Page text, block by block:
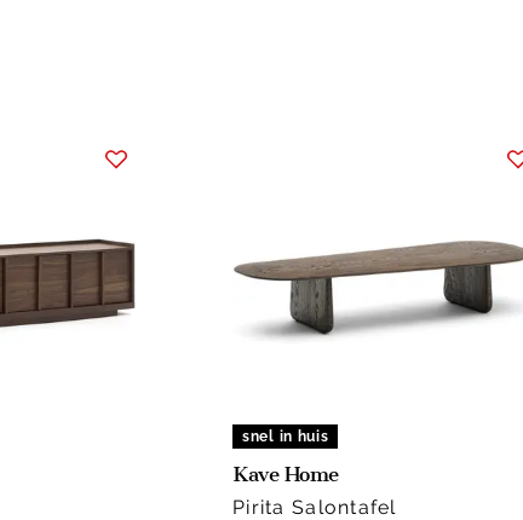
snel in huis
Kave Home
Pirita Salontafel